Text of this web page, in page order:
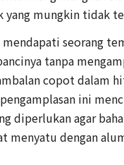
yang mungkin tidak
mendapati seorang
tanpa
copot dalam
ini
diperlukan agar
menyatu dengan